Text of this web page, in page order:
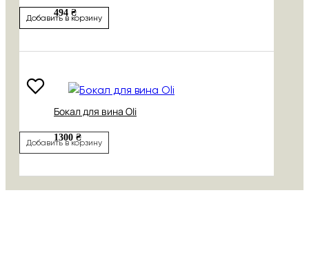
494 ₴
Добавить в корзину
Бокал для вина Oli
1300 ₴
Добавить в корзину